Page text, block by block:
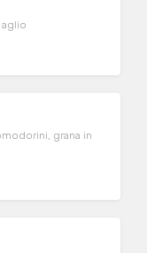
aglio
grana in